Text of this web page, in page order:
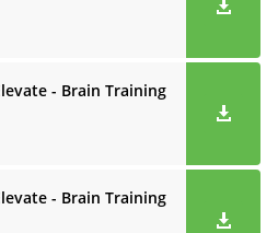
- Brain Training
- Brain Training